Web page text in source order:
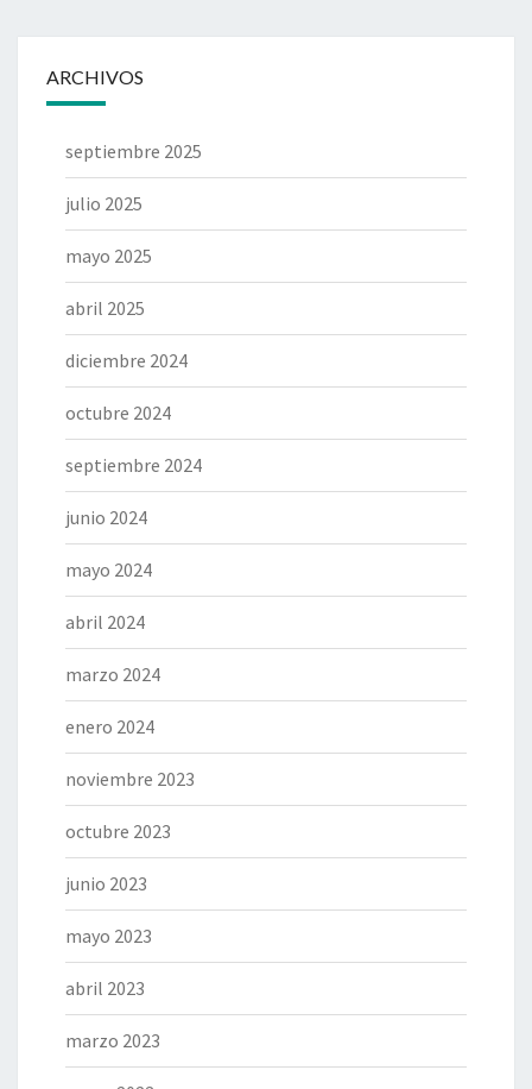
ARCHIVOS
septiembre 2025
julio 2025
mayo 2025
abril 2025
diciembre 2024
octubre 2024
septiembre 2024
junio 2024
mayo 2024
abril 2024
marzo 2024
enero 2024
noviembre 2023
octubre 2023
junio 2023
mayo 2023
abril 2023
marzo 2023